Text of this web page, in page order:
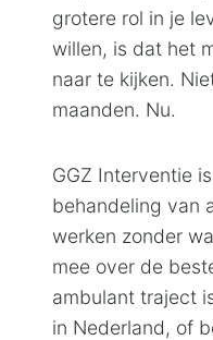
grotere rol in je
willen, is dat het
naar te kijken.
maanden. Nu.
GGZ Interventie
behandeling van
werken zonder
mee over de
ambulant traject
in Nederland, of